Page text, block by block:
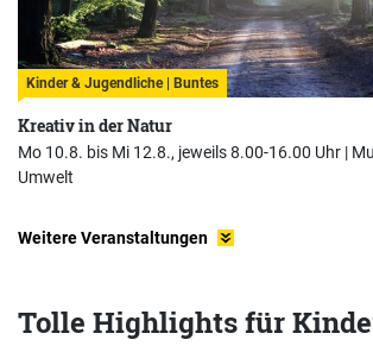
Kinder & Jugendliche | Buntes
Kreativ in der Natur
Mo 10.8. bis Mi 12.8., jeweils 8.00-16.00 Uhr |
Umwelt
Weitere Veranstaltungen
Tolle Highlights für